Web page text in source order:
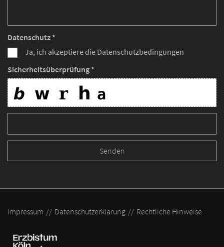
Datenschutz *
Ja, ich akzeptiere die Datenschutzbedingungen
Sicherheitsüberprüfung *
Impressum Datenschutzerklärung Rechtliche Hinweise